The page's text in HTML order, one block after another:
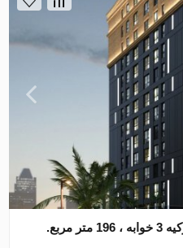
آپارتمان در Istanbul ، ترکیه 3 خوابه ، 196 متر مربع.